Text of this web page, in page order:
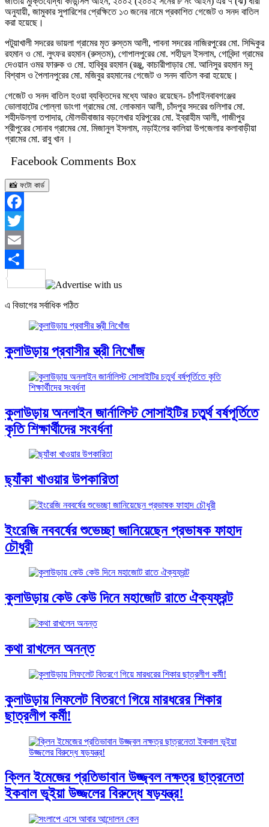
অনুযায়ী, জামুকার সুপারিশের প্রেক্ষিতে ১৩ জনের নামে প্রকাশিত গেজেট ও সনদ বাতিল
করা হয়েছে।
পটুয়াখালী সদরের ভায়লা গ্রামের মৃত রুস্তম আলী, পাবনা সদরের নাজিরপুরের মো. সিদ্দিকুর
রহমান ও মো. লুৎফর রহমান (রুস্তম), গোপালপুরের মো. শহীদুল ইসলাম, গোবিন্দা গ্রামের
দেওয়ান ওমর ফারুক ও মো. হাবিবুর রহমান (রঞ্জু, কাচারীপাড়ার মো. আনিসুর রহমান মনু
বিশ্বাস ও পৈলানপুরের মো. মজিবুর রহমানের গেজেট ও সনদ বাতিল করা হয়েছে।
গেজেট ও সনদ বাতিল হওয়া ব্যক্তিদের মধ্যে আরও রয়েছেন- চাঁপাইনবাবগঞ্জের
ভোলাহাটের পোল্লা ডাংগা গ্রামের মো. লোকমান আলী, চাঁদপুর সদরের গুলিশার মো.
শহীদউল্লা তপাদার, মৌলভীবাজার বড়লেখার হরিপুরের মো. ইব্রাহীম আলী, গাজীপুর
শ্রীপুরের সোনাব গ্রামের মো. মিজানুল ইসলাম, নড়াইলের কালিয়া উপজেলার কলাবাড়ীয়া
গ্রামের মো. রাবু খান ।
Facebook Comments Box
📸 ফটো কার্ড
Facebook
Twitter
Email
Share
এ বিভাগের সর্বাধিক পঠিত
কুলাউড়ায় প্রবাসীর স্ত্রী নিখোঁজ
কুলাউড়ায় অনলাইন জার্নালিস্ট সোসাইটির চতুর্থ বর্ষপূর্তিতে
কৃতি শিক্ষার্থীদের সংবর্ধনা
ছ্যাঁকা খাওয়ার উপকারিতা
ইংরেজি নববর্ষের শুভেচ্ছা জানিয়েছেন প্রভাষক ফাহাদ
চৌধুরী
কুলাউড়ায় কেউ কেউ দিনে মহাজোট রাতে ঐক্যফ্রন্ট
কথা রাখলেন অনন্ত
কুলাউড়ায় লিফলেট বিতরণে গিয়ে মারধরের শিকার
ছাত্রলীগ কর্মী!
ক্লিন ইমেজের প্রতিভাবান উজ্জ্বল নক্ষত্র ছাত্রনেতা
ইকবাল ভূইয়া উজ্জলের বিরুদ্ধে ষড়যন্ত্র!